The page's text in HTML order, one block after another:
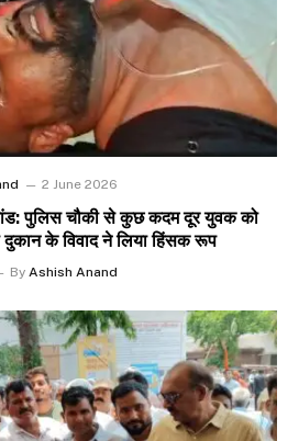
2 June 2026
पुलिस चौकी से कुछ कदम दूर युवक को
दुकान के विवाद ने लिया हिंसक रूप
By Ashish Anand